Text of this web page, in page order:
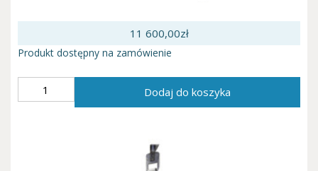
11 600,00zł
Produkt dostępny na zamówienie
Podnośnik
Dodaj do koszyka